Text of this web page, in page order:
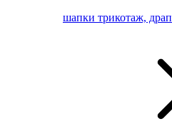
шапки трикотаж, драп